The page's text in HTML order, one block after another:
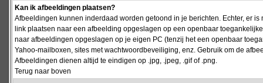
Kan ik afbeeldingen plaatsen?
Afbeeldingen kunnen inderdaad worden getoond in je berichten. Echter, er
link plaatsen naar een afbeelding opgeslagen op een openbaar
naar afbeeldingen opgeslagen op je eigen PC (tenzij het een openbaar
Yahoo-mailboxen, sites met wachtwoordbeveiliging, enz. Gebruik om de
Afbeeldingen dienen altijd te eindigen op .jpg, .jpeg, .gif of .png.
Terug naar boven